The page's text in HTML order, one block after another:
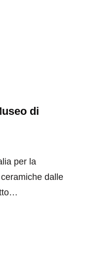
di
per la
dalle